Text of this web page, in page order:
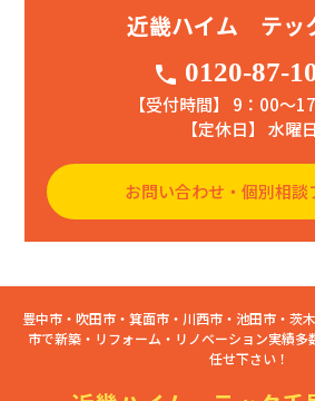
近畿ハイム テッ
phone 0120-87-
【受付時間】 9：00〜
【定休日】 水曜日
お問い合わせ・個別相談
豊中市・吹田市・箕面市・川西市・池田市・茨
市で新築・リフォーム・リノベーション実績多
任せ下さい！